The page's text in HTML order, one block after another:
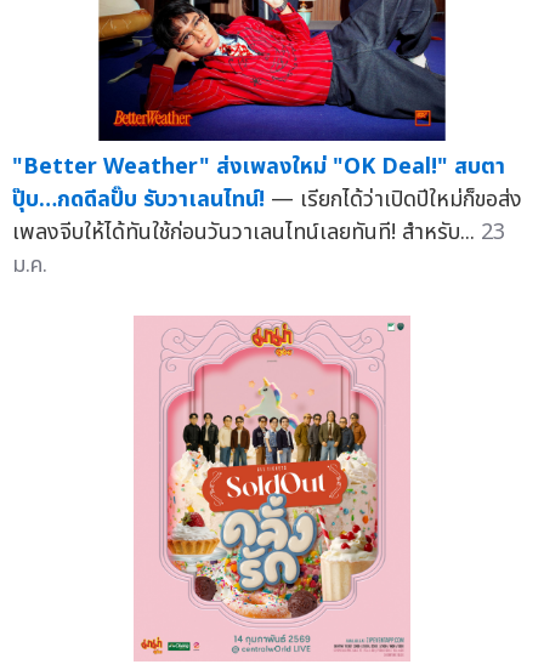
"Better Weather" ส่งเพลงใหม่ "OK Deal!" สบตา
ปุ๊บ…กดดีลปั๊บ รับวาเลนไทน์! — เรียกได้ว่าเปิดปีใหม่ก็ขอส่ง
เพลงจีบให้ได้ทันใช้ก่อนวันวาเลนไทน์เลยทันที! สำหรับ... 23
ม.ค.